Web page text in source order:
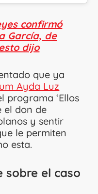
confirmó
García, de
dijo
que ya
Ayda Luz
programa ‘Ellos
el don de
y sentir
le permiten
esta.
sobre el caso